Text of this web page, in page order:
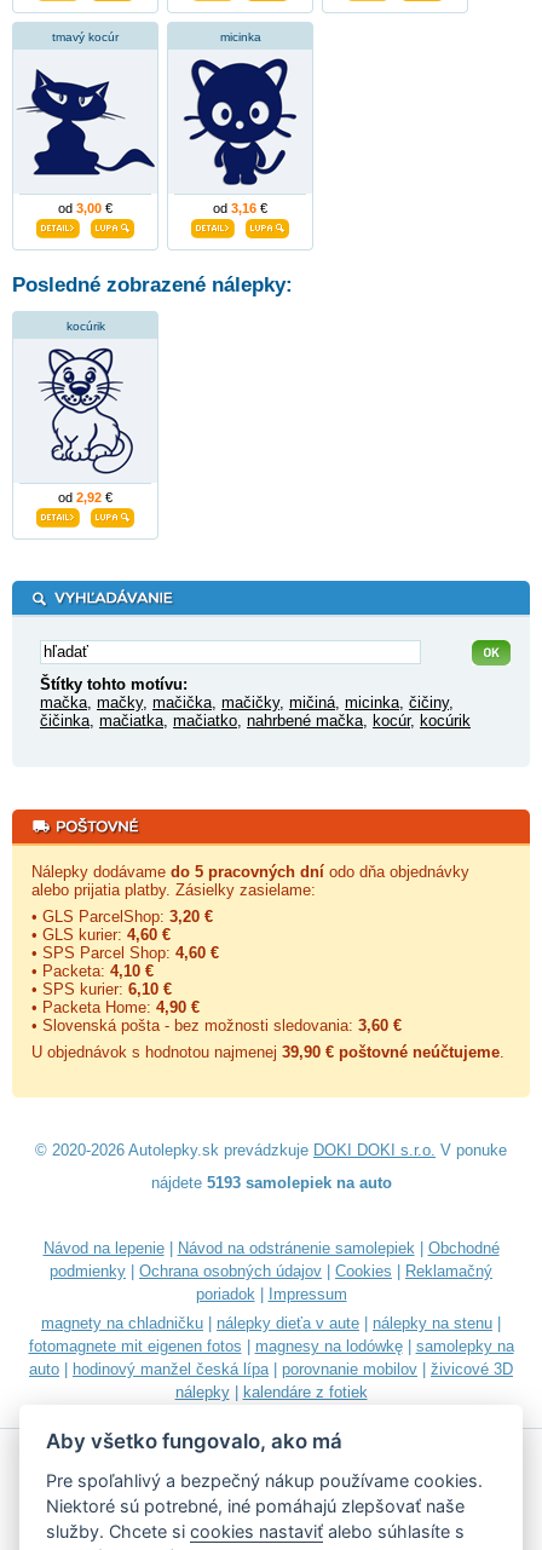
tmavý kocúr
od 3,00 €
micinka
od 3,16 €
Posledné zobrazené nálepky:
kocúrik
od 2,92 €
Štítky tohto motívu:
mačka mačky, mačička mačičky, mičiná micinka čičiny,
čičinka mačiatka mačiatko nahrbené mačka kocúr, kocúrik
Nálepky dodávame do 5 pracovných dní odo dňa objednávky
alebo prijatia platby. Zásielky zasielame:
• GLS ParcelShop: 3,20 €
• GLS kurier: 4,60 €
• SPS Parcel Shop: 4,60 €
• Packeta: 4,10 €
• SPS kurier: 6,10 €
• Packeta Home: 4,90 €
• Slovenská pošta - bez možnosti sledovania: 3,60 €
U objednávok s hodnotou najmenej 39,90 € poštovné neúčtujeme
© 2020-2026 Autolepky.sk prevádzkuje DOKI DOKI s.r.o. V ponuke
nájdete 5193 samolepiek na auto
Návod na lepenie| Návod na odstránenie samolepiek| Obchodné
podmienky
Ochrana osobných údajov Cookies
Reklamačný
poriadok|
Impressum
magnety na chladničku
nálepky dieťa v aute nálepky na stenu
fotomagnete mit eigenen fotos
magnesy na lodówkę| samolepky na
auto
hodinový manžel česká lípa| porovnanie mobilov
živicové 3D
nálepky| kalendáre z fotiek
Akceptujeme všetky bežné platobné karty
Aby všetko fungovalo, ako má
Pre spoľahlivý a bezpečný nákup používame cookies.
Niektoré sú potrebné, iné pomáhajú zlepšovať naše
služby. Chcete sicookies nastaviť alebo súhlasíte s